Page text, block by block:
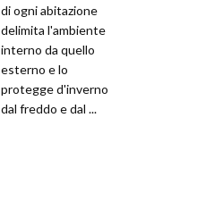
di ogni abitazione
delimita l'ambiente
interno da quello
esterno e lo
protegge d'inverno
dal freddo e dal ...